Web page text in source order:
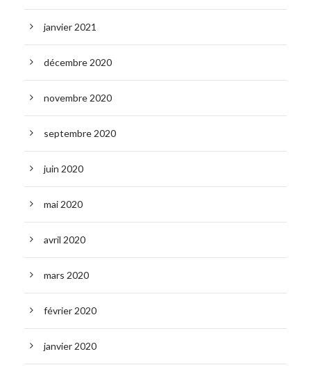
janvier 2021
décembre 2020
novembre 2020
septembre 2020
juin 2020
mai 2020
avril 2020
mars 2020
février 2020
janvier 2020